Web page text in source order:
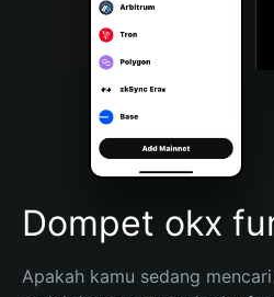
Português (Brasil)
Español (Argentina)
Dompet okx
Apakah kamu sedang